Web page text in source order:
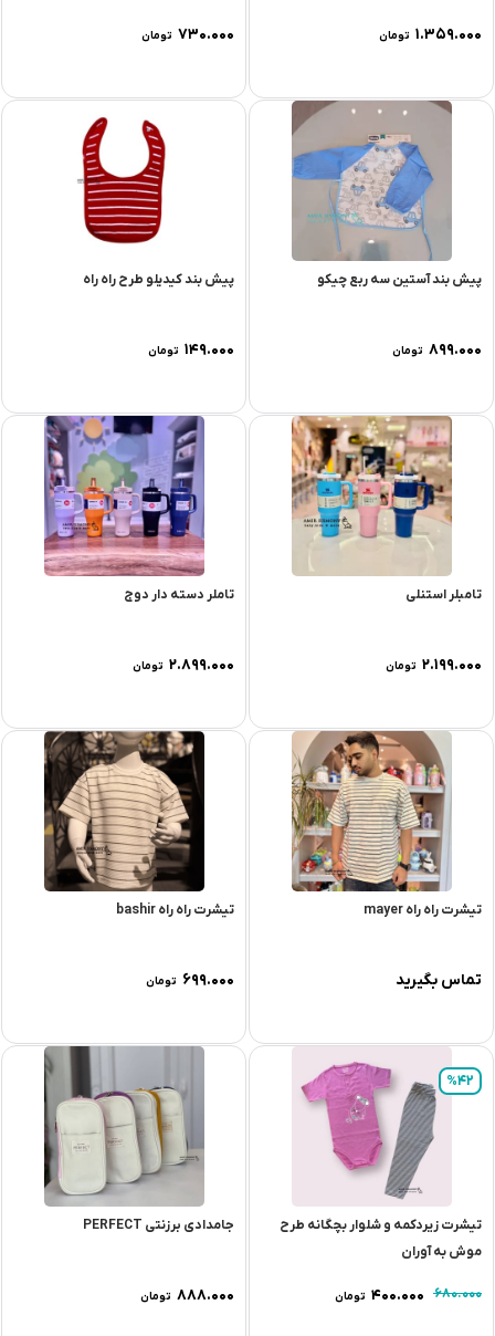
۱.۳۵۹.۰۰۰ تومان ۷۳۰.۰۰۰ تومان
پیش بند آستین سه ربع چیکو
۸۹۹.۰۰۰ تومان
پیش بند کیدیلو طرح راه راه
۱۴۹.۰۰۰ تومان
تامبلر استنلی
۲.۱۹۹.۰۰۰ تومان
تاملر دسته دار دوج
۲.۸۹۹.۰۰۰ تومان
تيشرت راه راه mayer
تماس بگیرید
تیشرت راه راه bashir
۶۹۹.۰۰۰ تومان
تیشرت زیردکمه و شلوار بچگانه طرح
موش به آوران
۶۸۰.۰۰۰ ۴۰۰.۰۰۰ تومان
%42
جامدادی برزنتی PERFECT
۸۸۸.۰۰۰ تومان